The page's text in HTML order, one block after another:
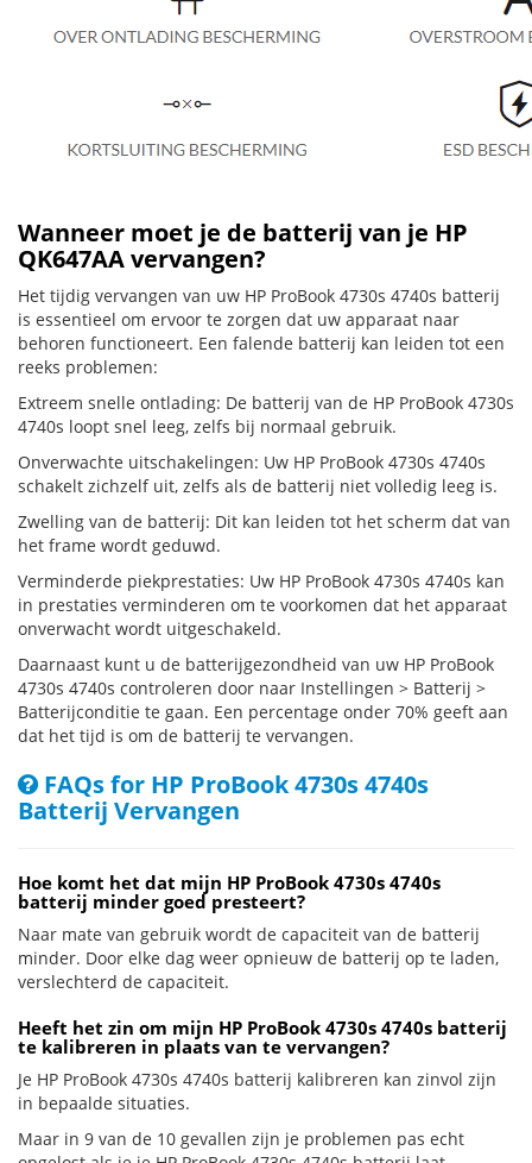
Wanneer moet je de batterij van je HP
QK647AA vervangen?
Het tijdig vervangen van uw HP ProBook 4730s 4740s batterij
is essentieel om ervoor te zorgen dat uw apparaat naar
behoren functioneert. Een falende batterij kan leiden tot een
reeks problemen:
Extreem snelle ontlading: De batterij van de HP ProBook 4730s
4740s loopt snel leeg, zelfs bij normaal gebruik.
Onverwachte uitschakelingen: Uw HP ProBook 4730s 4740s
schakelt zichzelf uit, zelfs als de batterij niet volledig leeg is.
Zwelling van de batterij: Dit kan leiden tot het scherm dat van
het frame wordt geduwd.
Verminderde piekprestaties: Uw HP ProBook 4730s 4740s kan
in prestaties verminderen om te voorkomen dat het apparaat
onverwacht wordt uitgeschakeld.
Daarnaast kunt u de batterijgezondheid van uw HP ProBook
4730s 4740s controleren door naar Instellingen > Batterij >
Batterijconditie te gaan. Een percentage onder 70% geeft aan
dat het tijd is om de batterij te vervangen.
FAQs for HP ProBook 4730s 4740s
Batterij Vervangen
Hoe komt het dat mijn HP ProBook 4730s 4740s
batterij minder goed presteert?
Naar mate van gebruik wordt de capaciteit van de batterij
minder. Door elke dag weer opnieuw de batterij op te laden,
verslechterd de capaciteit.
Heeft het zin om mijn HP ProBook 4730s 4740s batterij
te kalibreren in plaats van te vervangen?
Je HP ProBook 4730s 4740s batterij kalibreren kan zinvol zijn
in bepaalde situaties.
Maar in 9 van de 10 gevallen zijn je problemen pas echt